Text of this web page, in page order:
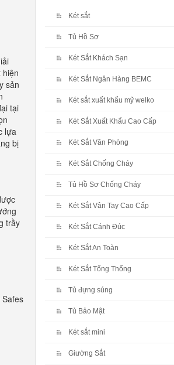
hiện
sản
tại
lựa
bị
trầy
Két sắt
Tủ Hồ Sơ
Két Sắt Khách Sạn
Két Sắt Ngân Hàng BEMC
Két sắt xuất khẩu mỹ welko
Két Sắt Xuất Khẩu Cao Cấp
Két Sắt Văn Phòng
Két Sắt Chống Cháy
Tủ Hồ Sơ Chống Cháy
Két Sắt Vân Tay Cao Cấp
Két Sắt Cánh Đúc
Két Sắt An Toàn
Két Sắt Tổng Thống
Tủ đựng súng
Tủ Bảo Mật
Két sắt mini
Giường Sắt